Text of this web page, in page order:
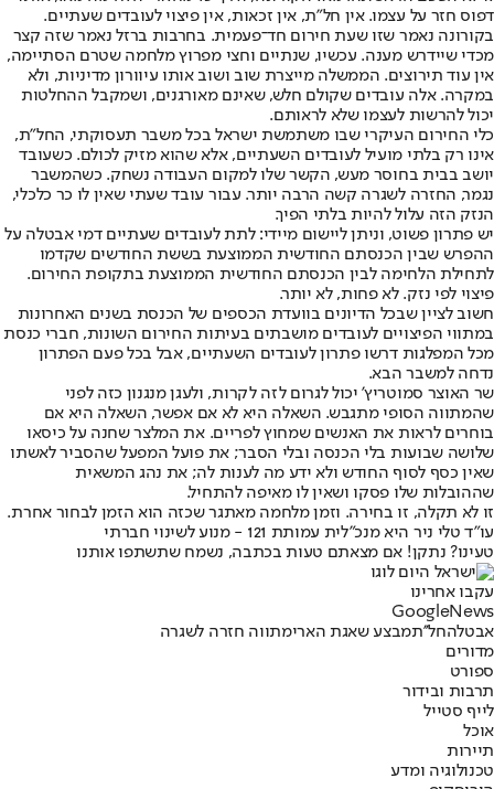
דפוס חזר על עצמו. אין חל"ת, אין זכאות, אין פיצוי לעובדים שעתיים.
בקורונה נאמר שזו שעת חירום חד־פעמית. בחרבות ברזל נאמר שזה קצר
מכדי שיידרש מענה. עכשיו, שנתיים וחצי מפרוץ מלחמה שטרם הסתיימה,
אין עוד תירוצים. הממשלה מייצרת שוב ושוב אותו עיוורון מדיניות, ולא
במקרה. אלה עובדים שקולם חלש, שאינם מאורגנים, ושמקבל ההחלטות
יכול להרשות לעצמו שלא לראותם.
כלי החירום העיקרי שבו משתמשת ישראל בכל משבר תעסוקתי, החל"ת,
אינו רק בלתי מועיל לעובדים השעתיים, אלא שהוא מזיק לכולם. כשעובד
יושב בבית בחוסר מעש, הקשר שלו למקום העבודה נשחק. כשהמשבר
נגמר, החזרה לשגרה קשה הרבה יותר. עבור עובד שעתי שאין לו כר כלכלי,
הנזק הזה עלול להיות בלתי הפיך.
יש פתרון פשוט, וניתן ליישום מיידי: לתת לעובדים שעתיים דמי אבטלה על
ההפרש שבין הכנסתם החודשית הממוצעת בששת החודשים שקדמו
לתחילת הלחימה לבין הכנסתם החודשית הממוצעת בתקופת החירום.
פיצוי לפי נזק. לא פחות, לא יותר.
חשוב לציין שבכל הדיונים בוועדת הכספים של הכנסת בשנים האחרונות
במתווי הפיצויים לעובדים מושבתים בעיתות החירום השונות, חברי כנסת
מכל המפלגות דרשו פתרון לעובדים השעתיים, אבל בכל פעם הפתרון
נדחה למשבר הבא.
שר האוצר סמוטריץ' יכול לגרום לזה לקרות, ולעגן מנגנון כזה לפני
שהמתווה הסופי מתגבש. השאלה היא לא אם אפשר, השאלה היא אם
בוחרים לראות את האנשים שמחוץ לפריים. את המלצר שחנה על כיסאו
שלושה שבועות בלי הכנסה ובלי הסבר; את פועל המפעל שהסביר לאשתו
שאין כסף לסוף החודש ולא ידע מה לענות לה; את נהג המשאית
שההובלות שלו פסקו ושאין לו מאיפה להתחיל.
זו לא תקלה, זו בחירה. וזמן מלחמה מאתגר שכזה הוא הזמן לבחור אחרת.
עו"ד טלי ניר היא מנכ"לית עמותת 121 - מנוע לשינוי חברתי
טעינו? נתקן! אם מצאתם טעות בכתבה, נשמח שתשתפו אותנו
עקבו אחרינו
Googl eNews
אבטלהחל''תמבצע שאגת הארימתווה חזרה לשגרה
מדורים
ספורט
תרבות ובידור
לייף סטייל
אוכל
תיירות
טכנולוגיה ומדע